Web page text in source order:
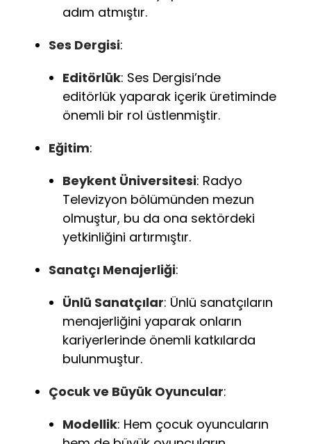
adım atmıştır.
Ses Dergisi:
Editörlük: Ses Dergisi’nde
editörlük yaparak içerik üretiminde
önemli bir rol üstlenmiştir.
Eğitim:
Beykent Üniversitesi: Radyo
Televizyon bölümünden mezun
olmuştur, bu da ona sektördeki
yetkinliğini artırmıştır.
Sanatçı Menajerliği:
Ünlü Sanatçılar: Ünlü sanatçıların
menajerliğini yaparak onların
kariyerlerinde önemli katkılarda
bulunmuştur.
Çocuk ve Büyük Oyuncular:
Modellik: Hem çocuk oyuncuların